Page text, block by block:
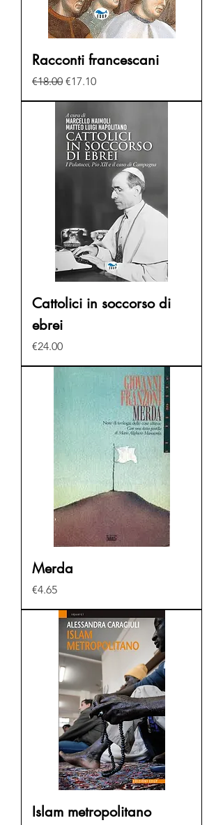
Racconti francescani
Regular Price
€18.00 Sale Price
€17.10
Cattolici in soccorso di
ebrei
Price
€24.00
Merda
Price
€4.65
Islam metropolitano